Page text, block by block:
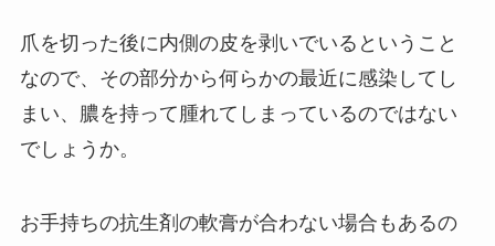
爪を切った後に内側の皮を剥いでいるということ
なので、その部分から何らかの最近に感染してし
まい、膿を持って腫れてしまっているのではない
でしょうか。
お手持ちの抗生剤の軟膏が合わない場合もあるの